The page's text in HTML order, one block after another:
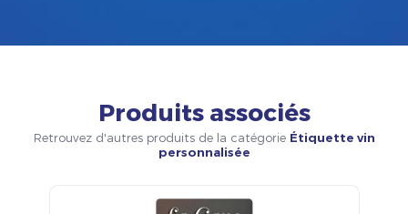
Produits associés
Retrouvez d'autres produits de la catégorie Étiquette vin
personnalisée